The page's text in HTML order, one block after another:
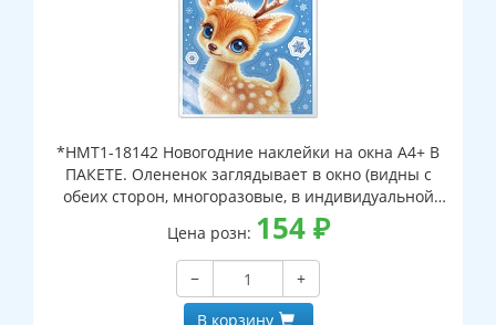
*НМТ1-18142 Новогодние наклейки на окна А4+ В
ПАКЕТЕ. Олененок заглядывает в окно (видны с
обеих сторон, многоразовые, в индивидуальной
упаковке, с европодвесом и клеевым клапаном)
Цена розн: 154₽
−
+
В корзину